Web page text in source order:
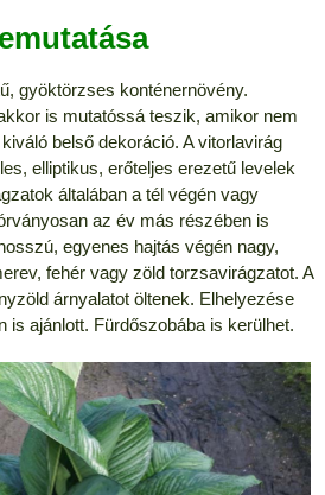
gyöktörzses konténernövény.
is mutatóssá teszik, amikor nem
belső dekoráció. A vitorlavirág
elliptikus, erőteljes erezetű levelek
általában a tél végén vagy
az év más részében is
egyenes hajtás végén nagy,
fehér vagy zöld torzsavirágzatot. A
árnyalatot öltenek. Elhelyezése
is ajánlott. Fürdőszobába is kerülhet.